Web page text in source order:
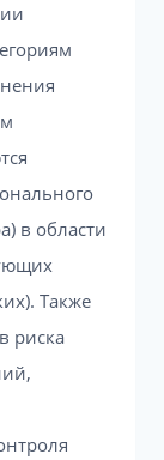
в области
Также
риска